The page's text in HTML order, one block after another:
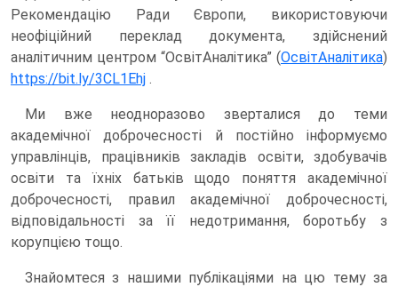
Рекомендацію Ради Європи, використовуючи
неофіційний переклад документа, здійснений
аналітичним центром “ОсвітАналітика” (ОсвітАналітика)
https://bit.ly/3CL1Ehj .
Ми вже неодноразово зверталися до теми
академічної доброчесності й постійно інформуємо
управлінців, працівників закладів освіти, здобувачів
освіти та їхніх батьків щодо поняття академічної
доброчесності, правил академічної доброчесності,
відповідальності за її недотримання, боротьбу з
корупцією тощо.
Знайомтеся з нашими публікаціями на цю тему за